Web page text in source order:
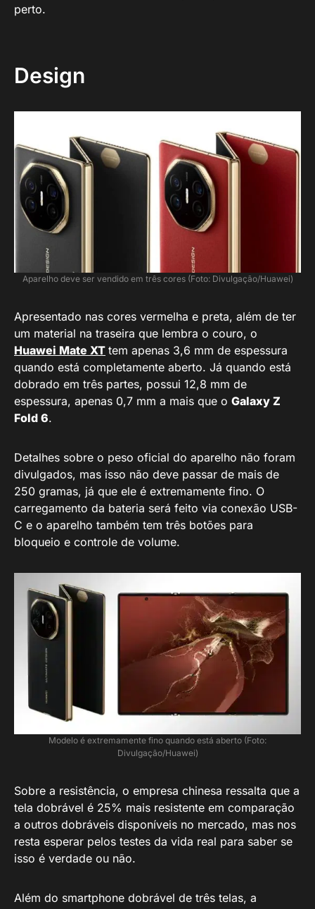
perto.
Design
Aparelho deve ser vendido em três cores (Foto: Divulgação/Huawei)
Apresentado nas cores vermelha e preta, além de ter
um material na traseira que lembra o couro, o
Huawei Mate XT tem apenas 3,6 mm de espessura
quando está completamente aberto. Já quando está
dobrado em três partes, possui 12,8 mm de
espessura, apenas 0,7 mm a mais que o Galaxy Z
Fold 6.
Detalhes sobre o peso oficial do aparelho não foram
divulgados, mas isso não deve passar de mais de
250 gramas, já que ele é extremamente fino. O
carregamento da bateria será feito via conexão USB-
C e o aparelho também tem três botões para
bloqueio e controle de volume.
Modelo é extremamente fino quando está aberto (Foto:
Divulgação/Huawei)
Sobre a resistência, o empresa chinesa ressalta que a
tela dobrável é 25% mais resistente em comparação
a outros dobráveis disponíveis no mercado, mas nos
resta esperar pelos testes da vida real para saber se
isso é verdade ou não.
Além do smartphone dobrável de três telas, a